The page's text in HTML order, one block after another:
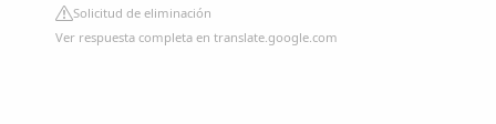
Solicitud de eliminación
Ver respuesta completa en translate.google.com